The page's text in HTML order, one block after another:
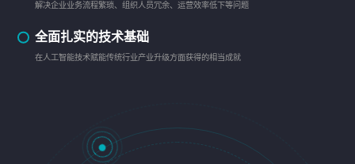
解决企业业务流程繁琐、组织人员冗余、运营效率低下等问题
全面扎实的技术基础
在人工智能技术赋能传统行业产业升级方面获得的相当成就